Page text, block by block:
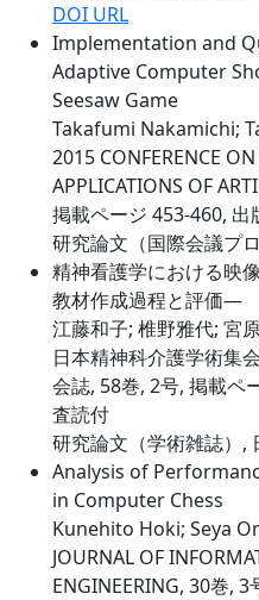
DOI URL
Implementation and
Adaptive Computer
Seesaw Game
Takafumi Nakamichi;
2015 CONFERENCE
APPLICATIONS OF
掲載ページ 453-460, 出
研究論文（国際会議プ
精神看護学における映
教材作成過程と評価―
江藤和子; 椎野雅代; 宮
日本精神科介護学術集
会誌, 58巻, 2号, 掲載ペ
査読付
研究論文（学術雑誌）,
Analysis of
in Computer Chess
Kunehito Hoki; Seya
JOURNAL OF
ENGINEERING, 30巻,